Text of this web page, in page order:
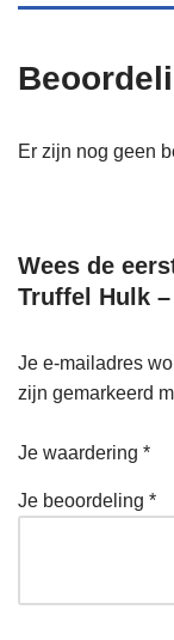
Er zijn nog geen
Wees de
Truffel Hulk
Je e-mailadres
zijn gemarkeerd
Je waardering *
Je beoordeling *